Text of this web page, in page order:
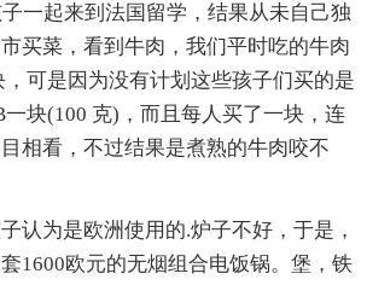
一起来到法国留学，结果从未自己独
买菜，看到牛肉，我们平时吃的牛肉
可是因为没有计划这些孩子们买的是
块(100 克)，而且每人买了一块，连
相看，不过结果是煮熟的牛肉咬不
认为是欧洲使用的.炉子不好，于是，
1600欧元的无烟组合电饭锅。堡，铁